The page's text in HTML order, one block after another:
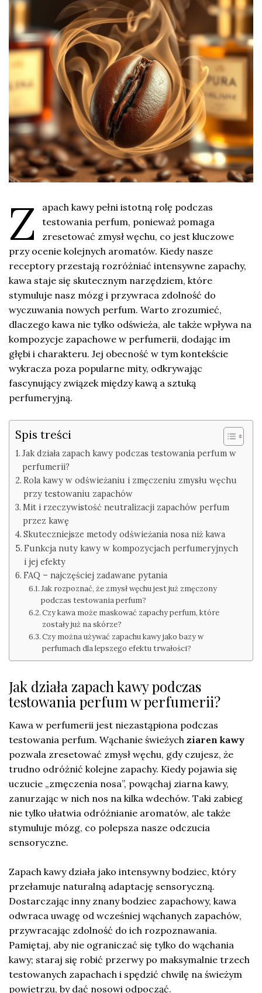
Z
apach kawy pełni istotną rolę podczas
testowania perfum, ponieważ pomaga
zresetować zmysł węchu, co jest kluczowe
przy ocenie kolejnych aromatów. Kiedy nasze
receptory przestają rozróżniać intensywne zapachy,
kawa staje się skutecznym narzędziem, które
stymuluje nasz mózg i przywraca zdolność do
wyczuwania nowych perfum. Warto zrozumieć,
dlaczego kawa nie tylko odświeża, ale także wpływa na
kompozycje zapachowe w perfumerii, dodając im
głębi i charakteru. Jej obecność w tym kontekście
wykracza poza popularne mity, odkrywając
fascynujący związek między kawą a sztuką
perfumeryjną.
Spis treści
Jak działa zapach kawy podczas testowania perfum w
perfumerii?
Rola kawy w odświeżaniu i zmęczeniu zmysłu węchu
przy testowaniu zapachów
Mit i rzeczywistość neutralizacji zapachów perfum
przez kawę
Skuteczniejsze metody odświeżania nosa niż kawa
Funkcja nuty kawy w kompozycjach perfumeryjnych
i jej efekty
FAQ – najczęściej zadawane pytania
Jak rozpoznać, że zmysł węchu jest już zmęczony
podczas testowania perfum?
Czy kawa może maskować zapachy perfum, które
zostały już na skórze?
Czy można używać zapachu kawy jako bazy w
perfumach dla lepszego efektu trwałości?
Jak działa zapach kawy podczas
testowania perfum w perfumerii?
Kawa w perfumerii jest niezastąpiona podczas
testowania perfum. Wąchanie świeżych ziaren kawy
pozwala zresetować zmysł węchu, gdy czujesz, że
trudno odróżnić kolejne zapachy. Kiedy pojawia się
uczucie „zmęczenia nosa”, powąchaj ziarna kawy,
zanurzając w nich nos na kilka wdechów. Taki zabieg
nie tylko ułatwia odróżnianie aromatów, ale także
stymuluje mózg, co polepsza nasze odczucia
sensoryczne.
Zapach kawy działa jako intensywny bodziec, który
przełamuje naturalną adaptację sensoryczną.
Dostarczając inny znany bodziec zapachowy, kawa
odwraca uwagę od wcześniej wąchanych zapachów,
przywracając zdolność do ich rozpoznawania.
Pamiętaj, aby nie ograniczać się tylko do wąchania
kawy; staraj się robić przerwy po maksymalnie trzech
testowanych zapachach i spędzić chwilę na świeżym
powietrzu, by dać nosowi odpocząć.